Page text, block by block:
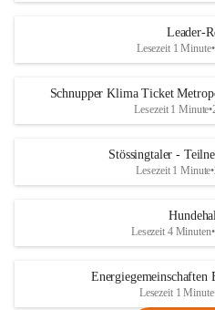
Leader-
Lesezeit 1 Minute•
Schnupper Klima Ticket
Lesezeit 1 Minute•
Stössingtaler -
Lesezeit 1 Minute•
Lesezeit 4 Minuten•
Energiegemeinschaften
Lesezeit 1 Minute